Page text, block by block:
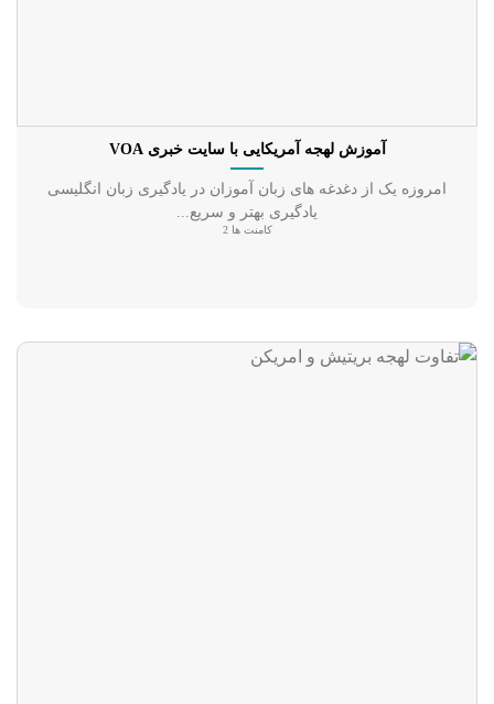
آموزش لهجه آمریکایی با سایت خبری VOA
امروزه یک از دغدغه های زبان آموزان در یادگیری زبان انگلیسی
یادگیری بهتر و سریع...
کامنت ها 2